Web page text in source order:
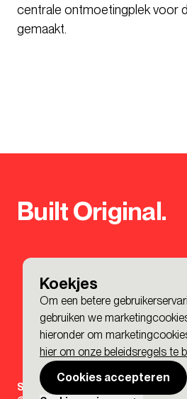
Koekjes
Om een betere
gebruiken we
hieronder om
hier om onze beleidsregels te
Cookies accepteren
centrale ontmoetingplek voor
gemaakt.
Built Original.
Sign-up to the BDP. Newsletter